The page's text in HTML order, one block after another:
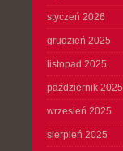
styczeń 2026
grudzień 2025
listopad 2025
październik 2025
wrzesień 2025
sierpień 2025